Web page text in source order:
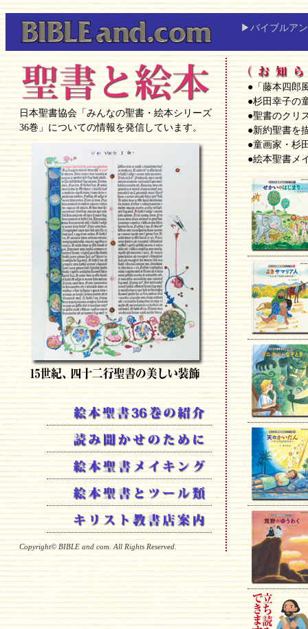
▶バイブルア
日本聖書協会「みんなの聖書・絵本シリーズ
36巻」についての情報を発信しています。
Copyright© BIBLE and com. All Rights Reserved.
●「藤本四郎
●杉田幸子の
●聖書のクリ
●新約聖書を
●童画家・杉
●絵本聖書メ